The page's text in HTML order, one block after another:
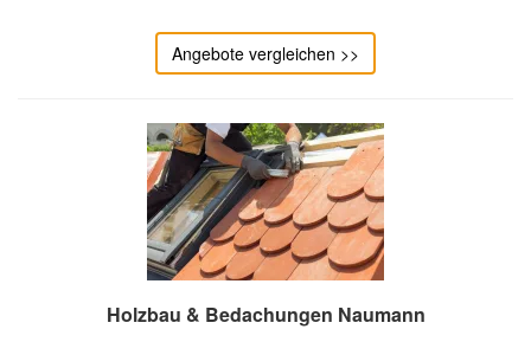
Angebote vergleichen >>
Holzbau & Bedachungen Naumann